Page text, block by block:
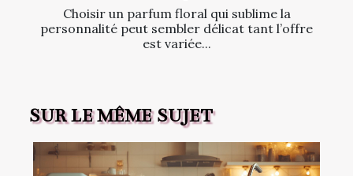
Choisir un parfum floral qui sublime la
personnalité peut sembler délicat tant l’offre
est variée...
SUR LE MÊME SUJET